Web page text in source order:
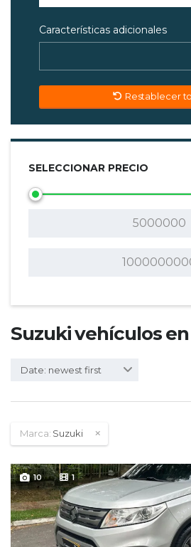
Características adicionales
Restablecer
SELECCIONAR PRECIO
Suzuki vehículos
Date: newest first
Marca: Suzuki
10 1